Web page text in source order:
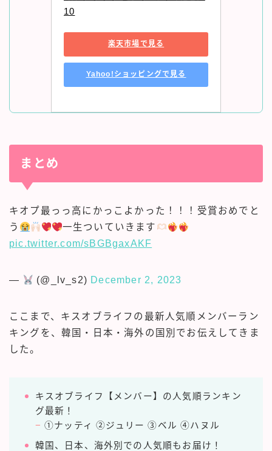
10
楽天市場で見る
Yahoo!ショッピングで見る
まとめ
キオプ最っっ高にかっこよかった！！！受賞おめでと
う
一生ついていきます
pic.twitter.com/sBGBgaxAKF
— (@_lv_s2) December 2, 2023
ここまで、キスオブライフの最新人気順メンバーラン
キングを、韓国・日本・海外の国別でお伝えしてきま
した。
キスオブライフ【メンバー】の人気順ランキン
グ最新！
− ①ナッティ ②ジュリー ③ベル ④ハヌル
韓国、日本、海外別での人気順もお届け！
SNSで話題のドラマが無料で見れる！
話題の俳優も登場中！気軽に縦型ドラマ